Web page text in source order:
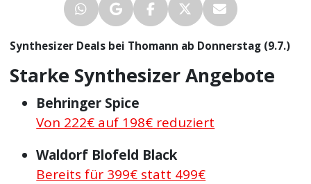
Synthesizer Deals bei Thomann ab Donnerstag (9.7.)
Starke Synthesizer Angebote
Behringer Spice
Von 222€ auf 198€ reduziert
Waldorf Blofeld Black
Bereits für 399€ statt 499€